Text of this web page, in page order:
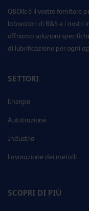
Q8Oils è il vostro fornitore
laboratori di R&S e i nostri
offriamo soluzioni
di lubrificazione per ogni
SETTORI
Energia
Autotrazione
Industria
Lavorazione dei metalli
SCOPRI DI PIÙ